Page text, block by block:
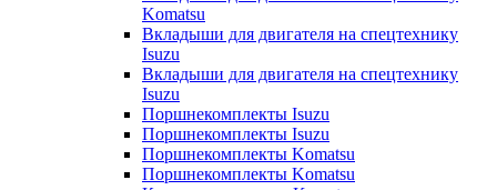
Komatsu
Вкладыши для двигателя на спецтехнику
Isuzu
Вкладыши для двигателя на спецтехнику
Isuzu
Поршнекомплекты Isuzu
Поршнекомплекты Isuzu
Поршнекомплекты Komatsu
Поршнекомплекты Komatsu